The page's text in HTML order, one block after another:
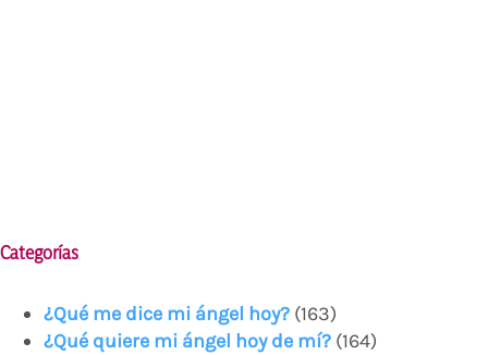
Categorías
¿Qué me dice mi ángel hoy? (163)
¿Qué quiere mi ángel hoy de mí? (164)